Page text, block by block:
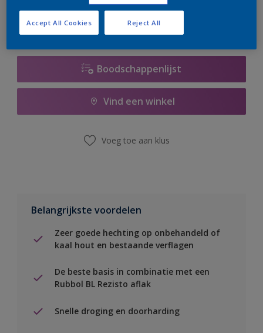
Boodschappenlijst
Vind een winkel
Voeg toe aan klus
Belangrijkste voordelen
Zeer goede hechting op onbehandeld of
kaal hout en bestaande verflagen
De beste basis in combinatie met een
Rubbol BL Rezisto aflak
Snelle droging en doorharding
Reject All
Accept All Cookies